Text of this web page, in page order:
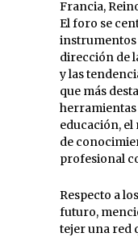
Francia,
El foro se
instrumentos
dirección de
y las
que más
herramientas
educación,
de
profesional
Respecto a
futuro,
tejer una red